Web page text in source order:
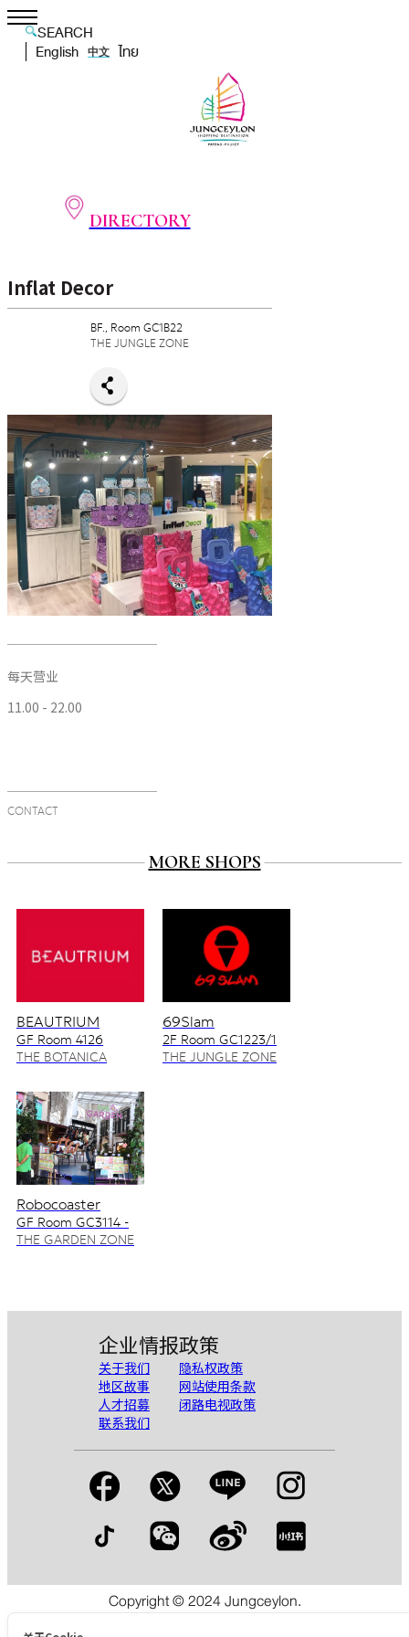
SEARCH
English
中文 ไทย
DIRECTORY
Inflat Decor
BF., Room GC1B22
THE JUNGLE ZONE
每天营业
11.00 - 22.00
CONTACT
MORE SHOPS
BEAUTRIUM
GF Room 4126
4128/2
THE BOTANICA
69Slam
2F Room GC1223/1
THE JUNGLE ZONE
Robocoaster
GF Room GC3114 -
GC3115
THE GARDEN ZONE
企业情报
关于我们
地区故事
人才招募
联系我们
政策
隐私权政策
网站使用条款
闭路电视政策
Copyright © 2024 Jungceylon.
The International Shopping & Leisure Destination in Patong,